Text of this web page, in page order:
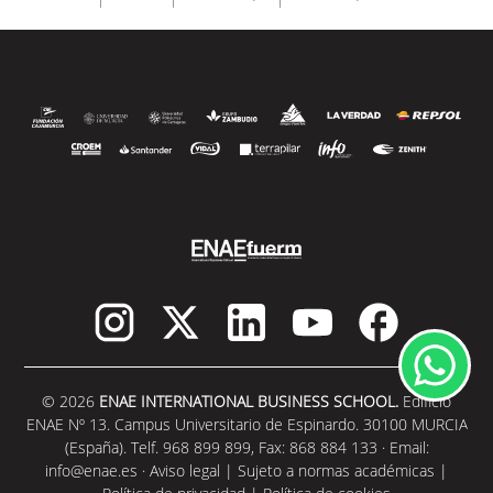
© 2026 ENAE INTERNATIONAL BUSINESS SCHOOL. Edificio
ENAE Nº 13. Campus Universitario de Espinardo. 30100 MURCIA
(España). Telf. 968 899 899, Fax: 868 884 133 · Email:
info@enae.es · Aviso legal | Sujeto a normas académicas |